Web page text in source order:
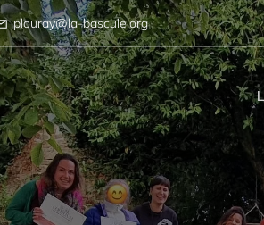
plouray@la-bascule.org